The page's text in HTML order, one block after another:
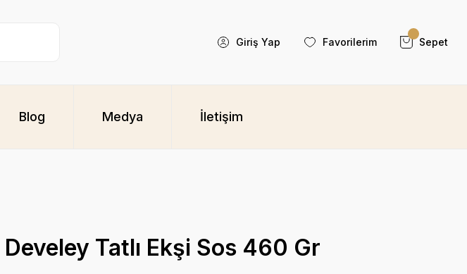
Giriş Yap Favorilerim Sepet
Blog Medya İletişim
Develey Tatlı Ekşi Sos 460 Gr